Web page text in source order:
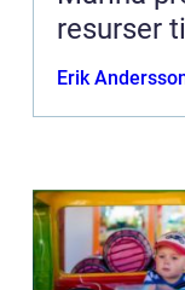
resurser
Erik